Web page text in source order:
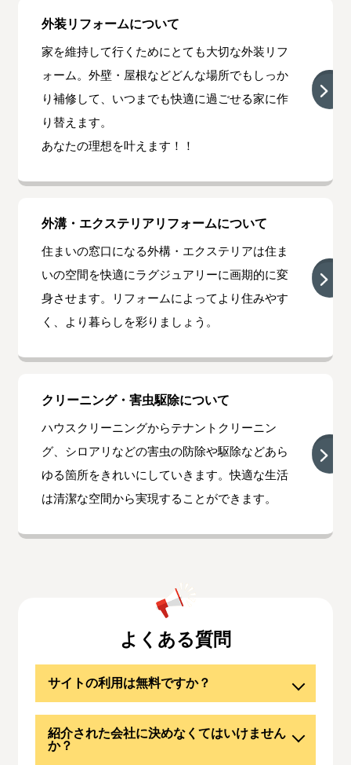
外装リフォームについて
家を維持して行くためにとても大切な外装リフ
ォーム。外壁・屋根などどんな場所でもしっか
り補修して、いつまでも快適に過ごせる家に作
り替えます。
あなたの理想を叶えます！！
外溝・エクステリアリフォームについて
住まいの窓口になる外構・エクステリアは住ま
いの空間を快適にラグジュアリーに画期的に変
身させます。リフォームによってより住みやす
く、より暮らしを彩りましょう。
クリーニング・害虫駆除について
ハウスクリーニングからテナントクリーニン
グ、シロアリなどの害虫の防除や駆除などあら
ゆる箇所をきれいにしていきます。快適な生活
は清潔な空間から実現することができます。
よくある質問
サイトの利用は無料ですか？
紹介された会社に決めなくてはいけません
か？